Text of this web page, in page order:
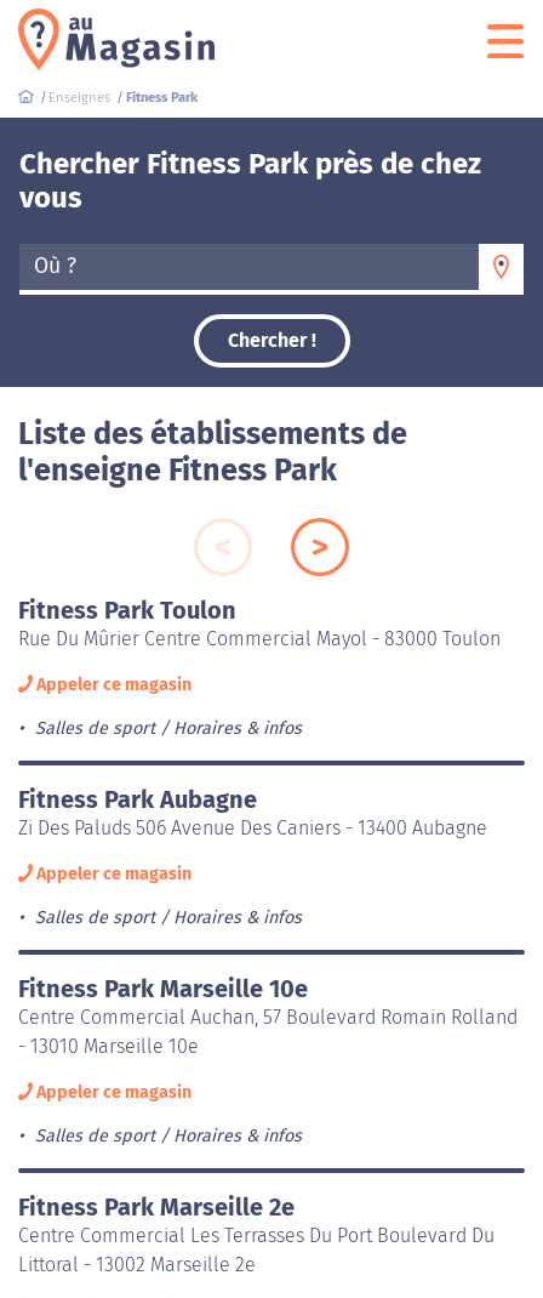
Enseignes Fitness Park
Chercher Fitness Park près de chez
vous
Où ?
Chercher !
Liste des établissements de
l'enseigne Fitness Park
Fitness Park Toulon
Rue Du Mûrier Centre Commercial Mayol - 83000 Toulon
Appeler ce magasin
Salles de sport Horaires & infos
Fitness Park Aubagne
Zi Des Paluds 506 Avenue Des Caniers - 13400 Aubagne
Appeler ce magasin
Salles de sport Horaires & infos
Fitness Park Marseille 10e
Centre Commercial Auchan, 57 Boulevard Romain Rolland
- 13010 Marseille 10e
Appeler ce magasin
Salles de sport Horaires & infos
Fitness Park Marseille 2e
Centre Commercial Les Terrasses Du Port Boulevard Du
Littoral - 13002 Marseille 2e